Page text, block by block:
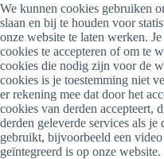
We kunnen cookies gebruiken
slaan en bij te houden voor
onze website te laten werken.
cookies te accepteren of om te
cookies die nodig zijn voor de
cookies is je toestemming niet
er rekening mee dat door het
cookies van derden accepteert,
derden geleverde services als
gebruikt, bijvoorbeeld een
geïntegreerd is op onze website.